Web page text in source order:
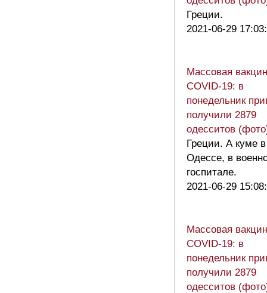
Греции.
2021-06-29
Массовая
COVID-19: в
понедельник
получили 2879
одесситов
Греции. А куме в
Одессе, в
госпитале.
2021-06-29
Массовая
COVID-19: в
понедельник
получили 2879
одесситов